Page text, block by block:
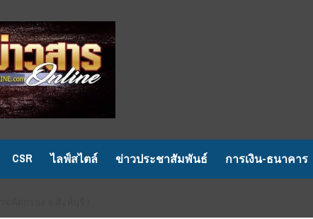
CSR ไลฟ์สไตล์ ข่าวประชาสัมพันธ์ การเงิน-ธนาคาร